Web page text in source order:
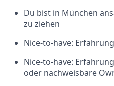
Du bist in München
zu ziehen
Nice-to-have:
Nice-to-have:
oder nachweisbare